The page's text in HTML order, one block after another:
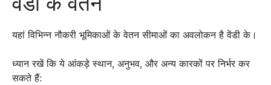
यहां विभिन्न नौकरी भूमिकाओं के वेतन सीमाओं का अवलोकन है वेंडी के।
ध्यान रखें कि ये आंकड़े स्थान, अनुभव, और अन्य कारकों पर निर्भर कर
सकते हैं: